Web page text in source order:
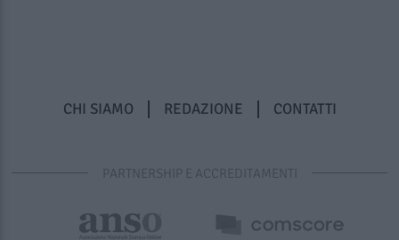
CHI SIAMO REDAZIONE CONTATTI
PARTNERSHIP E ACCREDITAMENTI